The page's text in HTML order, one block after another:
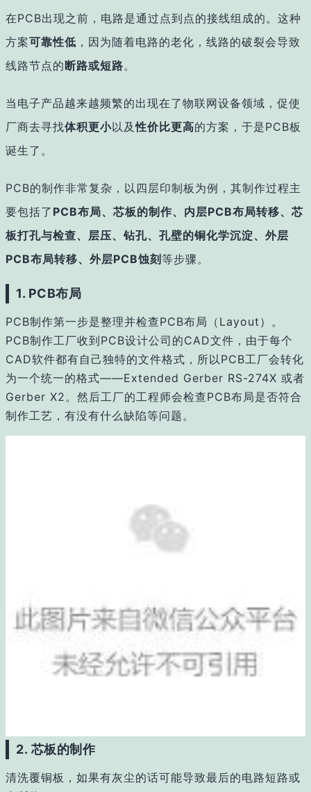
在PCB出现之前，电路是通过点到点的接线组成的。这种
方案可靠性低 ，因为随着电路的老化，线路的破裂会导致
线路节点的 断路或短路。
当电子产品越来越频繁的出现在了物联网设备领域，促使
厂商去寻找体积更小以及性价比更高的方案，于是PCB板
诞生了。
PCB的制作非常复杂，以四层印制板为例，其制作过程主
要包括了 PCB布局、芯板的制作、内层PCB布局转移、芯
板打孔与检查、层压、钻孔、孔壁的铜化学沉淀、外层
PCB布局转移、外层PCB蚀刻 等步骤。
1. PCB布局
PCB制作第一步是整理并检查PCB布局（Layout）。
PCB制作工厂收到PCB设计公司的CAD文件，由于每个
CAD软件都有自己独特的文件格式，所以PCB工厂会转化
为一个统一的格式——Extended Gerber RS-274X 或者
Gerber X2。然后工厂的工程师会检查PCB布局是否符合
制作工艺，有没有什么缺陷等问题。
2. 芯板的制作
清洗覆铜板，如果有灰尘的话可能导致最后的电路短路或